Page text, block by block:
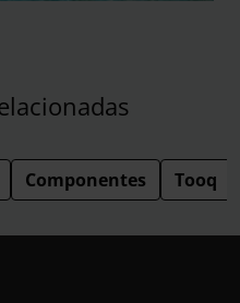
Componentes Tooq